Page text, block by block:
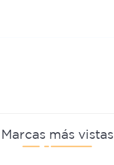
Marcas más vistas